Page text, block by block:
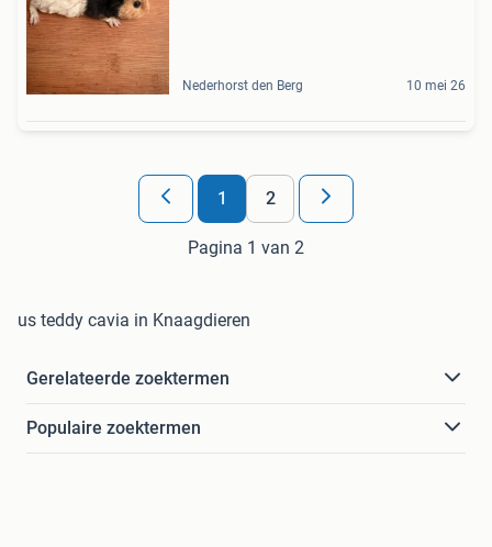
Nederhorst den Berg 10 mei 26
1 2
Pagina 1 van 2
us teddy cavia in Knaagdieren
Gerelateerde zoektermen
Populaire zoektermen